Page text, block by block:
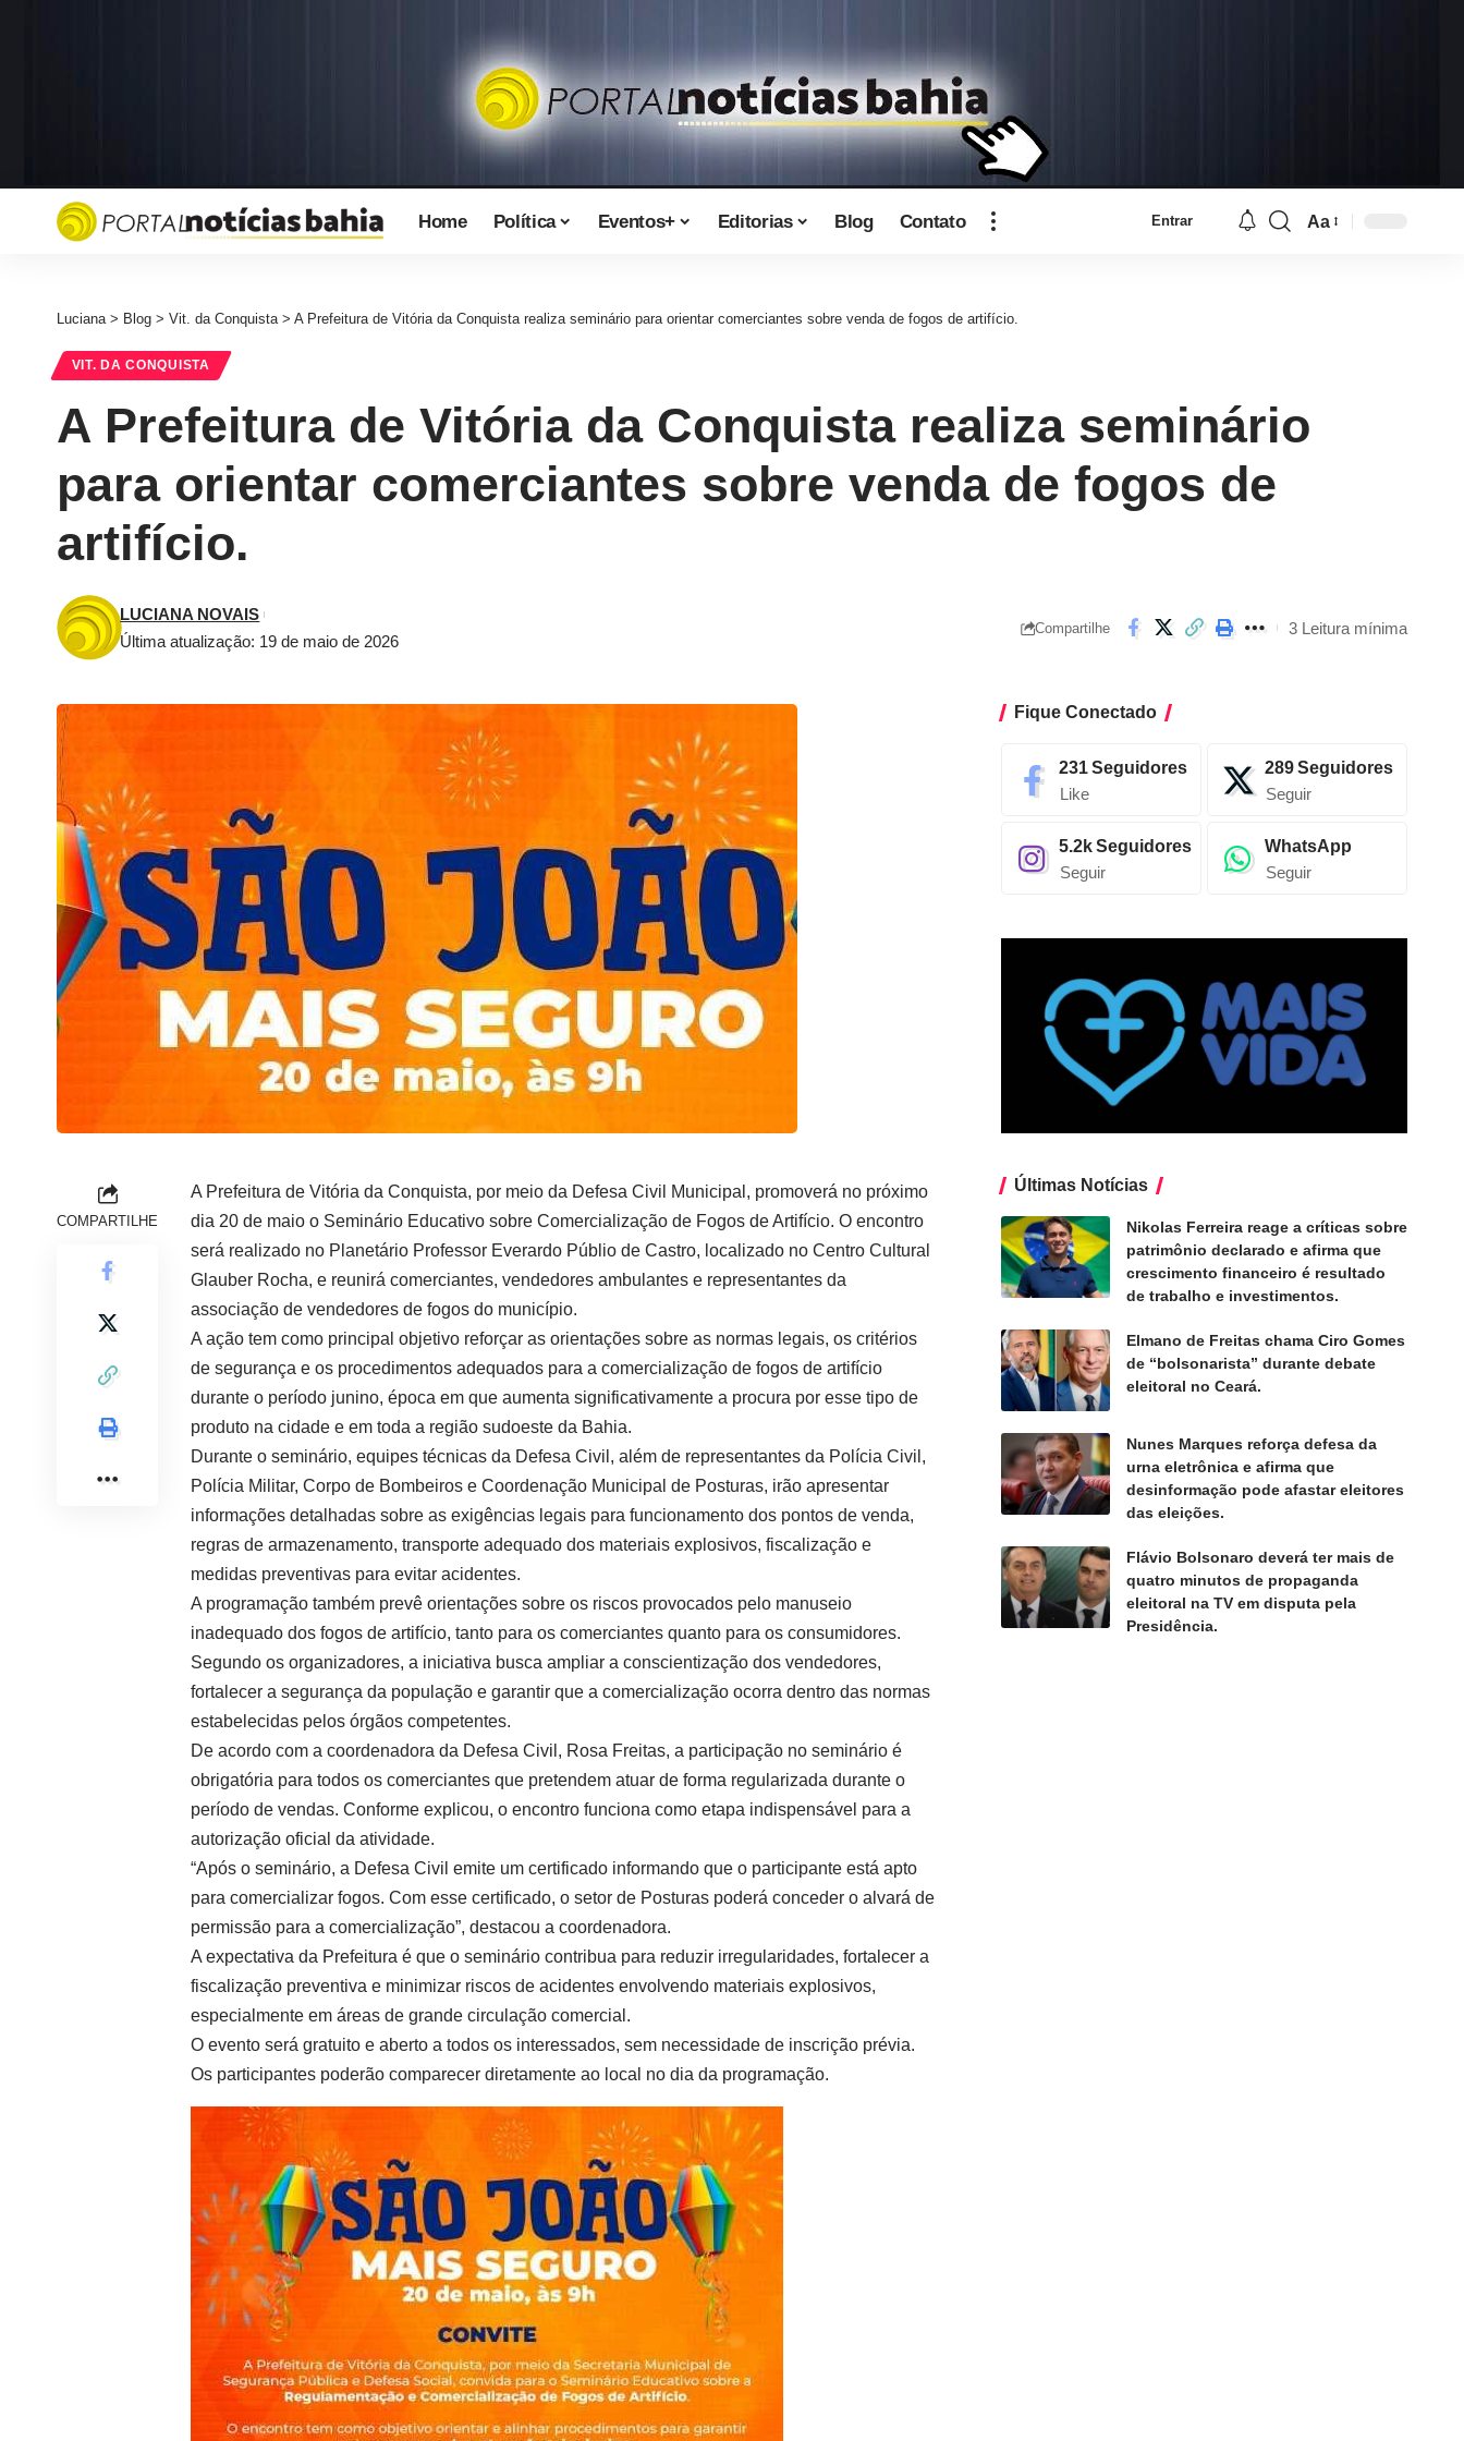
Home Política Eventos+ Editorias Blog Contato Entrar Aa
Luciana> Blog > Vit. da Conquista> A Prefeitura de Vitória da Conquista realiza seminário para orientar comerciantes sobre venda de fogos de artifício.
VIT. DA CONQUISTA
A Prefeitura de Vitória da Conquista realiza seminário
para orientar comerciantes sobre venda de fogos de
artifício.
Última atualização: 19 de maio de 2026
LUCIANA NOVAIS
Compartilhe 3 Leitura mínima
COMPARTILHE
A Prefeitura de Vitória da Conquista, por meio da Defesa Civil Municipal, promoverá no próximo
dia 20 de maio o Seminário Educativo sobre Comercialização de Fogos de Artifício. O encontro
será realizado no Planetário Professor Everardo Públio de Castro, localizado no Centro Cultural
Glauber Rocha, e reunirá comerciantes, vendedores ambulantes e representantes da
associação de vendedores de fogos do município.
A ação tem como principal objetivo reforçar as orientações sobre as normas legais, os critérios
de segurança e os procedimentos adequados para a comercialização de fogos de artifício
durante o período junino, época em que aumenta significativamente a procura por esse tipo de
produto na cidade e em toda a região sudoeste da Bahia.
Durante o seminário, equipes técnicas da Defesa Civil, além de representantes da Polícia Civil,
Polícia Militar, Corpo de Bombeiros e Coordenação Municipal de Posturas, irão apresentar
informações detalhadas sobre as exigências legais para funcionamento dos pontos de venda,
regras de armazenamento, transporte adequado dos materiais explosivos, fiscalização e
medidas preventivas para evitar acidentes.
A programação também prevê orientações sobre os riscos provocados pelo manuseio
inadequado dos fogos de artifício, tanto para os comerciantes quanto para os consumidores.
Segundo os organizadores, a iniciativa busca ampliar a conscientização dos vendedores,
fortalecer a segurança da população e garantir que a comercialização ocorra dentro das normas
estabelecidas pelos órgãos competentes.
De acordo com a coordenadora da Defesa Civil, Rosa Freitas, a participação no seminário é
obrigatória para todos os comerciantes que pretendem atuar de forma regularizada durante o
período de vendas. Conforme explicou, o encontro funciona como etapa indispensável para a
autorização oficial da atividade.
“Após o seminário, a Defesa Civil emite um certificado informando que o participante está apto
para comercializar fogos. Com esse certificado, o setor de Posturas poderá conceder o alvará de
permissão para a comercialização”, destacou a coordenadora.
A expectativa da Prefeitura é que o seminário contribua para reduzir irregularidades, fortalecer a
fiscalização preventiva e minimizar riscos de acidentes envolvendo materiais explosivos,
especialmente em áreas de grande circulação comercial.
O evento será gratuito e aberto a todos os interessados, sem necessidade de inscrição prévia.
Os participantes poderão comparecer diretamente ao local no dia da programação.
Fique Conectado
231Seguidores
Like
289Seguidores
Seguir
5.2kSeguidores
Seguir
WhatsApp
Seguir
Últimas Notícias
Nikolas Ferreira reage a críticas sobre
patrimônio declarado e afirma que
crescimento financeiro é resultado
de trabalho e investimentos.
Elmano de Freitas chama Ciro Gomes
de “bolsonarista” durante debate
eleitoral no Ceará.
Nunes Marques reforça defesa da
urna eletrônica e afirma que
desinformação pode afastar eleitores
das eleições.
Flávio Bolsonaro deverá ter mais de
quatro minutos de propaganda
eleitoral na TV em disputa pela
Presidência.